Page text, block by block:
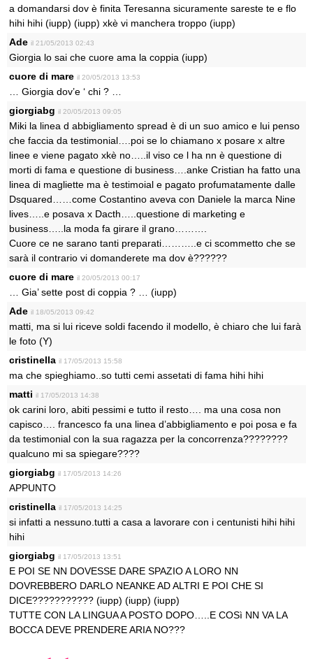
a domandarsi dov è finita Teresanna sicuramente sareste te e flo
hihi hihi (iupp) (iupp) xkè vi manchera troppo (iupp)
Ade il 21/05/2013 02:43
Giorgia lo sai che cuore ama la coppia (iupp)
cuore di mare il 20/05/2013 13:53
… Giorgia dov’e ‘ chi ? …
giorgiabg il 20/05/2013 09:05
Miki la linea d abbigliamento spread è di un suo amico e lui penso
che faccia da testimonial….poi se lo chiamano x posare x altre
linee e viene pagato xkè no…..il viso ce l ha nn è questione di
morti di fama e questione di business….anke Cristian ha fatto una
linea di magliette ma è testimoial e pagato profumatamente dalle
Dsquared……come Costantino aveva con Daniele la marca Nine
lives…..e posava x Dacth…..questione di marketing e
business…..la moda fa girare il grano……….
Cuore ce ne sarano tanti preparati………..e ci scommetto che se
sarà il contrario vi domanderete ma dov è??????
cuore di mare il 20/05/2013 00:17
… Gia’ sette post di coppia ? … (iupp)
Ade il 18/05/2013 09:42
matti, ma si lui riceve soldi facendo il modello, è chiaro che lui farà
le foto (Y)
cristinella il 17/05/2013 15:58
ma che spieghiamo..so tutti cemi assetati di fama hihi hihi
matti il 17/05/2013 14:38
ok carini loro, abiti pessimi e tutto il resto…. ma una cosa non
capisco…. francesco fa una linea d’abbigliamento e poi posa e fa
da testimonial con la sua ragazza per la concorrenza????????
qualcuno mi sa spiegare????
giorgiabg il 17/05/2013 14:26
APPUNTO
cristinella il 17/05/2013 14:25
si infatti a nessuno.tutti a casa a lavorare con i centunisti hihi hihi
hihi
giorgiabg il 17/05/2013 13:51
E POI SE NN DOVESSE DARE SPAZIO A LORO NN
DOVREBBERO DARLO NEANKE AD ALTRI E POI CHE SI
DICE??????????? (iupp) (iupp) (iupp)
TUTTE CON LA LINGUA A POSTO DOPO…..E COSì NN VA LA
BOCCA DEVE PRENDERE ARIA NO???